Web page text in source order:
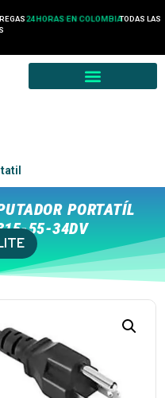
24 HORAS EN COLOMBIATODAS LAS
PORTATÍL
55-34DV